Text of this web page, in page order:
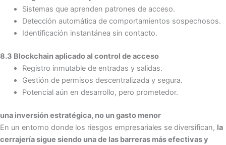
Sistemas que aprenden patrones de acceso.
Detección automática de comportamientos sospechosos.
Identificación instantánea sin contacto.
8.3 Blockchain aplicado al control de acceso
Registro inmutable de entradas y salidas.
Gestión de permisos descentralizada y segura.
Potencial aún en desarrollo, pero prometedor.
una inversión estratégica, no un gasto menor
En un entorno donde los riesgos empresariales se diversifican, la
cerrajería sigue siendo una de las barreras más efectivas y